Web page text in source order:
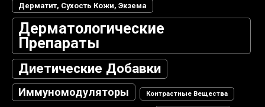
Дерматит, Сухость Кожи, Экзема
Дерматологические
Препараты
Диетические Добавки
Иммуномодуляторы Контрастные Вещества